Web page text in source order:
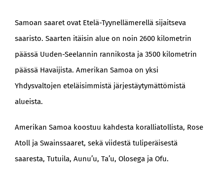
Samoan saaret ovat Etelä-Tyynellämerellä sijaitseva
saaristo. Saarten itäisin alue on noin 2600 kilometrin
päässä Uuden-Seelannin rannikosta ja 3500 kilometrin
päässä Havaijista. Amerikan Samoa on yksi
Yhdysvaltojen eteläisimmistä järjestäytymättömistä
alueista.
Amerikan Samoa koostuu kahdesta koralliatollista, Rose
Atoll ja Swainssaaret, sekä viidestä tuliperäisestä
saaresta, Tutuila, Aunu’u, Ta’u, Olosega ja Ofu.